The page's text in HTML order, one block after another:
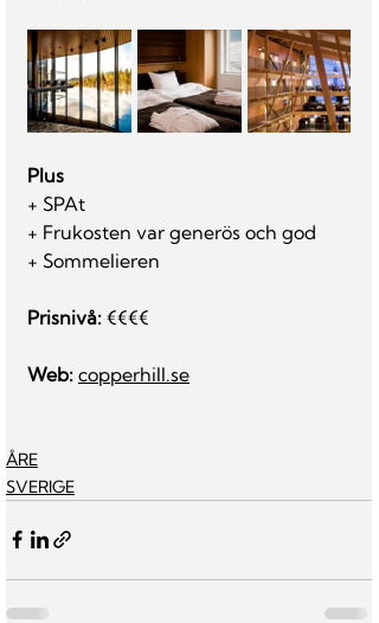
Plus
+ SPAt
+ Frukosten var generös och god
+ Sommelieren
Prisnivå: €€€€
Web: copperhill.se
ÅRE
SVERIGE